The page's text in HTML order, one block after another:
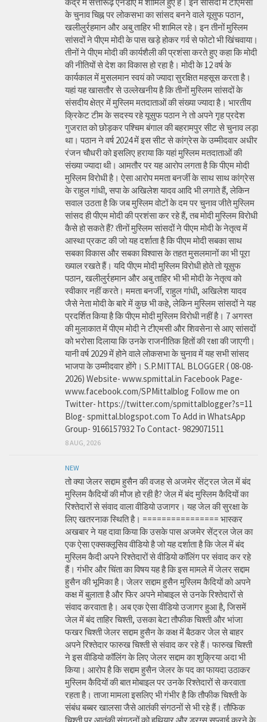
के चुनाव चिह्न पर लोकसभा का सांसद बनने वाले यूसुफ पठान,
खलीलुर्रहमान और अबु ताहिर भी शामिल रहे। इन तीनों मुस्लिम
सांसदों ने पीएम मोदी के पास खड़े होकर गर्व से फोटो भी खिंचवाया।
तीनों ने पीएम मोदी की कार्यशैली की प्रशंसा करते हुए कहा कि मोदी
की नीतियों से देश का विकास हो रहा है। मोदी के 12 वर्ष के
कार्यकाल में मुसलमान स्वयं को ज्यादा सुरक्षित महसूस करता है।
यहां यह खासतौर से उल्लेखनीय है कि तीनों मुस्लिम सांसदों के
संसदीय क्षेत्र में मुस्लिम मतदाताओं की संख्या ज्यादा है। भारतीय
क्रिकेट टीम के सदस्य रहे यूसुफ पठान ने तो अपने गृह प्रदेश
गुजरात को छोड़कर पश्चिम बंगाल की बहरामपुर सीट से चुनाव लड़ा
था। पठान ने वर्ष 2024 में इस सीट से कांग्रेस के उम्मीदवार अधीर
रंजन चौधरी को इसलिए हराया कि यहां मुस्लिम मतदाताओं की
संख्या ज्यादा थी। आमतौर पर यह आरोप लगता है कि पीएम मोदी
मुस्लिम विरोधी है। ऐसा आरोप ममता बनर्जी के साथ साथ कांग्रेस
के राहुल गांधी, सपा के अखिलेश यादव आदि भी लगाते हैं, लेकिन
सवाल उठता है कि जब मुस्लिम वोटों के दम पर चुनाव जीते मुस्लिम
सांसद ही पीएम मोदी की प्रशंसा कर रहे हैं, तब मोदी मुस्लिम विरोधी
कैसे हो सकते हैं? तीनों मुस्लिम सांसदों ने पीएम मोदी के नेतृत्व में
आस्था प्रकट की जो यह दर्शाता है कि पीएम मोदी सबका साथ
सबका विकास और सबका विश्वास के तहत मुसलमानों का भी पूरा
ख्याल रखते हैं। यदि पीएम मोदी मुस्लिम विरोधी होते तो यूसुफ
पठान, खलीलुर्रहमान और अबु ताहिर भी भी मोदी के नेतृत्व को
स्वीकार नहीं करते। ममता बनर्जी, राहुल गांधी, अखिलेश यादव
जैसे नेता मोदी के बारे में कुछ भी कहे, लेकिन मुस्लिम सांसदों ने यह
प्रदर्शित किया है कि पीएम मोदी मुस्लिम विरोधी नहीं है। 7 अगस्त
की मुलाकात में पीएम मोदी ने टीएमसी और शिवसेना से आए सांसदों
को भरोसा दिलाया कि उनके राजनीतिक हितों की रक्षा की जाएगी।
यानी वर्ष 2029 में होने वाले लोकसभा के चुनाव में यह सभी सांसद
भाजपा के उम्मीदवार होंगे। S.P.MITTAL BLOGGER ( 08-08-
2026) Website- www.spmittal.in Facebook Page-
www.facebook.com/SPMittalblog Follow me on
Twitter- https://twitter.com/spmittalblogger?s=11
Blog- spmittal.blogspot.com To Add in WhatsApp
Group- 9166157932 To Contact- 9829071511
8 AUG, 2026
NEW
तो क्या जेलर सद्दाम हुसैन की वजह से अजमेर सेंट्रल जेल में बंद
मुस्लिम कैदियों की मौज हो रही है? जेल में बंद मुस्लिम कैदियों का
रिश्तेदारों से संवाद वाला वीडियो उजागर। यह जेल की सुरक्षा के
लिए खतरनाक स्थिति है। ================ भास्कर
अखबार ने यह दावा किया कि उसके पास अजमेर सेंट्रल जेल का
एक ऐसा एक्सक्लूसिव वीडियो है जो यह दर्शाता है कि जेल में बंद
मुस्लिम कैदी अपने रिश्तेदारों से वीडियो कॉलिंग पर संवाद कर रहे
हैं। गंभीर और चिंता का विषय यह है कि इस मामले में जेलर सद्दाम
हुसैन की भूमिका है। जेलर सद्दाम हुसैन मुस्लिम कैदियों को अपने
कक्ष में बुलाता है और फिर अपने मोबाइल से उनके रिश्तेदारों से
संवाद करवाता है। अब एक ऐसा वीडियो उजागर हुआ है, जिसमें
जेल में बंद ताहिर चिश्ती, उसका बेटा तौफीक चिश्ती और भांजा
फखर चिश्ती जेलर सद्दाम हुसैन के कक्ष में बैठकर जेल से बाहर
अपने रिश्तेदार फारुख चिश्ती से संवाद कर रहे हैं। फारुख चिश्ती
ने इस वीडियो कॉलिंग के लिए जेलर सद्दाम का शुक्रिया अदा भी
किया। आरोप है कि सद्दाम हुसैन जेलर के पद का फायदा उठाकर
मुस्लिम कैदियों की बात मोबाइल पर उनके रिश्तेदारों से करवाता
रहता है। ताजा मामला इसलिए भी गंभीर है कि तौफीक चिश्ती के
संबंध बब्बर खालसा जैसे आतंकी संगठनों से भी रहे हैं। तौफिक